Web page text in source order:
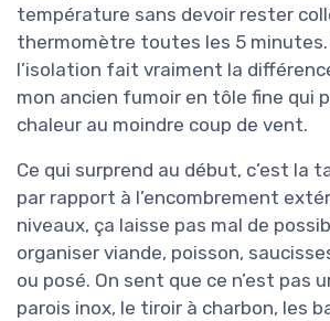
température sans devoir rester
thermomètre toutes les 5 minutes.
l’isolation fait vraiment la
mon ancien fumoir en tôle fine qui
chaleur au moindre coup de vent.
Ce qui surprend au début, c’est la
par rapport à l’encombrement
niveaux, ça laisse pas mal de
organiser viande, poisson,
ou posé. On sent que ce n’est pas
parois inox, le tiroir à charbon, les